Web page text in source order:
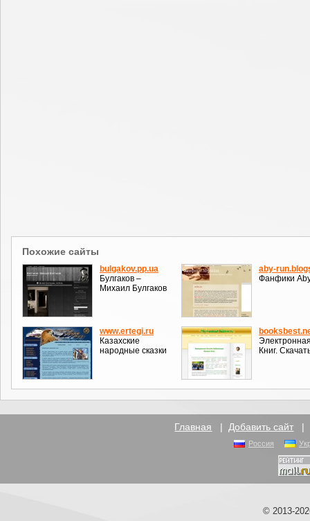
Похожие сайты
bulgakov.pp.ua
Булгаков –
Михаил Булгаков
aby-
Фанфики
www.ertegi.ru
Казахские
народные сказки
Книг.
Главная | Добавить сайт |
Россия
© 2013-